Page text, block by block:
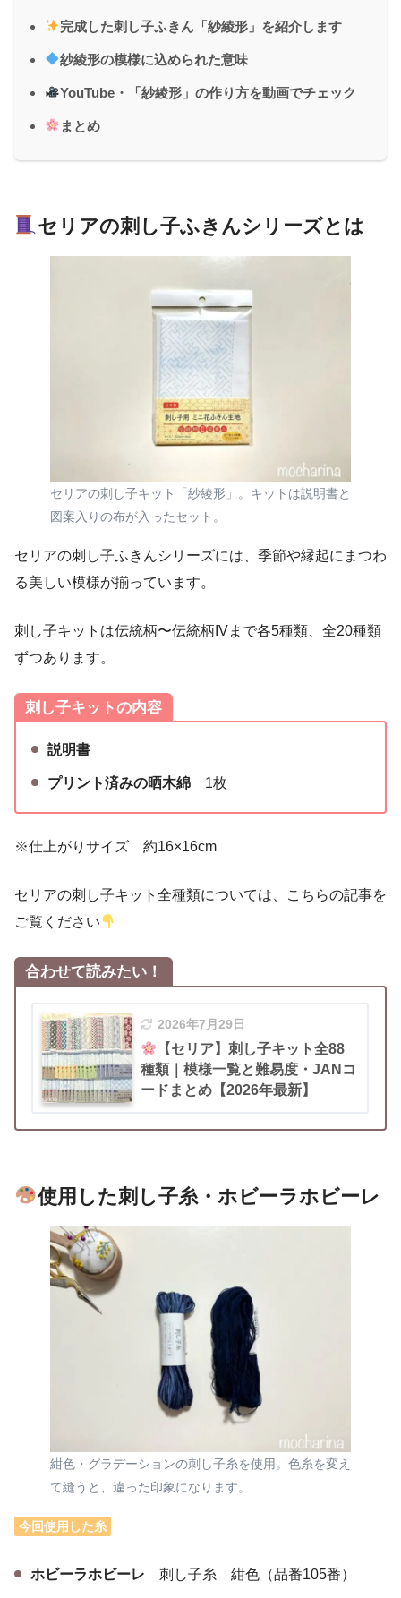
完成した刺し子ふきん「紗綾形」を紹介します
紗綾形の模様に込められた意味
YouTube・「紗綾形」の作り方を動画でチェック
まとめ
セリアの刺し子ふきんシリーズとは
セリアの刺し子キット「紗綾形」。キットは説明書と
図案入りの布が入ったセット。
セリアの刺し子ふきんシリーズには、季節や縁起にまつわ
る美しい模様が揃っています。
刺し子キットは伝統柄〜伝統柄IVまで各5種類、全20種類
ずつあります。
刺し子キットの内容
説明書
プリント済みの晒木綿 1枚
※仕上がりサイズ 約16×16cm
セリアの刺し子キット全種類については、こちらの記事を
ご覧ください
合わせて読みたい！
2026年7月29日
【セリア】刺し子キット全88
種類｜模様一覧と難易度・JANコ
ードまとめ【2026年最新】
使用した刺し子糸・ホビーラホビーレ
紺色・グラデーションの刺し子糸を使用。色糸を変え
て縫うと、違った印象になります。
今回使用した糸
ホビーラホビーレ 刺し子糸 紺色（品番105番）